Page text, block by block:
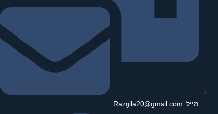
מייל: Razgila20@gmail.com